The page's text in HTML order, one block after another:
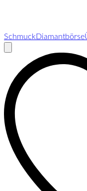
SchmuckDiamantbörse